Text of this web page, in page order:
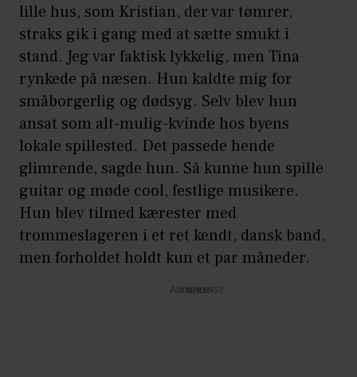
lille hus, som Kristian, der var tømrer,
straks gik i gang med at sætte smukt i
stand. Jeg var faktisk lykkelig, men Tina
rynkede på næsen. Hun kaldte mig for
småborgerlig og dødsyg. Selv blev hun
ansat som alt-mulig-kvinde hos byens
lokale spillested. Det passede hende
glimrende, sagde hun. Så kunne hun spille
guitar og møde cool, festlige musikere.
Hun blev tilmed kærester med
trommeslageren i et ret kendt, dansk band,
men forholdet holdt kun et par måneder.
Annonce